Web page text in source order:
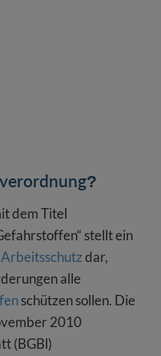
dem Titel
stellt ein
Arbeitsschutzdar,
alle
schützen sollen. Die
2010
(BGBl)